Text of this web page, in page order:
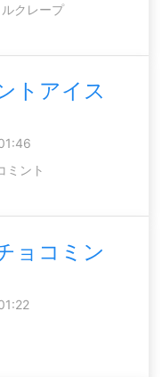
ルクレープ
トアイス
ミント
ョコミン